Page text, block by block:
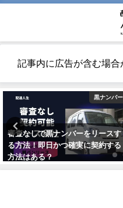
記事内に広告が含む場合
黒ナンバー
審査なしで黒ナンバーをリースす
る方法！即日かつ確実に契約する
方法はある？